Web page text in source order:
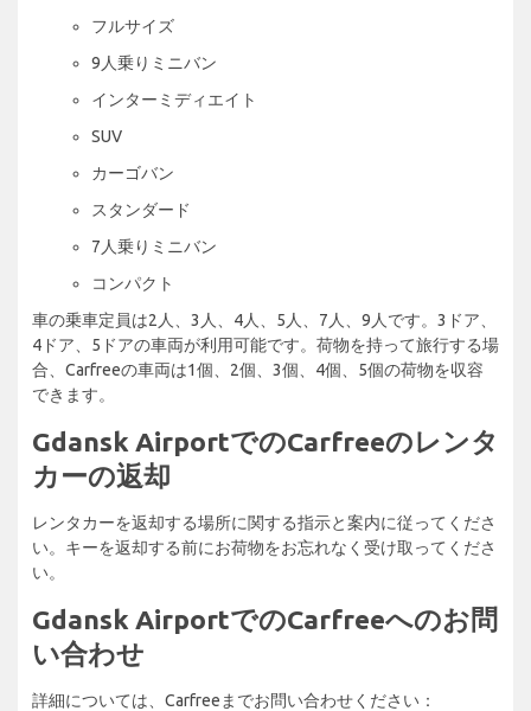
フルサイズ
9人乗りミニバン
インターミディエイト
SUV
カーゴバン
スタンダード
7人乗りミニバン
コンパクト
車の乗車定員は2人、3人、4人、5人、7人、9人です。3ドア、
4ドア、5ドアの車両が利用可能です。荷物を持って旅行する場
合、Carfreeの車両は1個、2個、3個、4個、5個の荷物を収容
できます。
Gdansk AirportでのCarfreeのレンタ
カーの返却
レンタカーを返却する場所に関する指示と案内に従ってくださ
い。キーを返却する前にお荷物をお忘れなく受け取ってくださ
い。
Gdansk AirportでのCarfreeへのお問
い合わせ
詳細については、Carfreeまでお問い合わせください：